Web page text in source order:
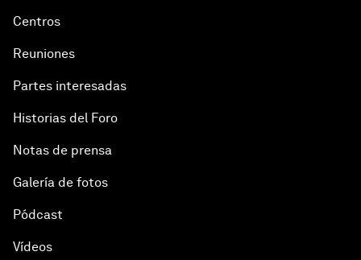
Centros
Reuniones
Partes interesadas
Historias del Foro
Notas de prensa
Galería de fotos
Pódcast
Vídeos